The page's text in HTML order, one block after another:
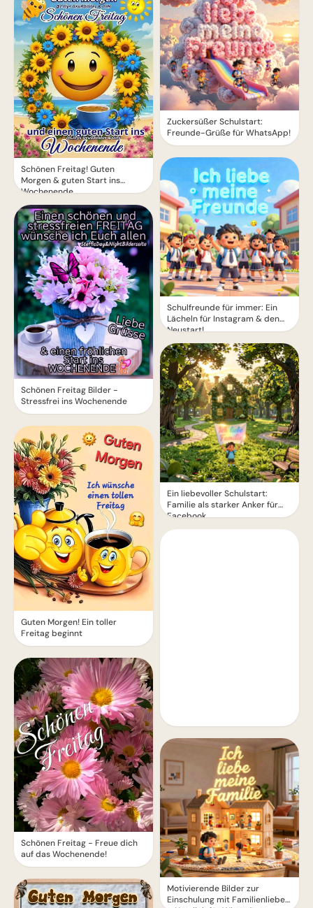
Schönen Freitag! Guten
Morgen & guten Start ins
Wochenende
Schönen Freitag Bilder -
Stressfrei ins Wochenende
Guten Morgen! Ein toller
Freitag beginnt
Schönen Freitag - Freue dich
auf das Wochenende!
Zuckersüßer Schulstart:
Freunde-Grüße für WhatsApp!
Schulfreunde für immer: Ein
Lächeln für Instagram & den
Neustart!
Ein liebevoller Schulstart:
Familie als starker Anker für
Facebook
Motivierende Bilder zur
Einschulung mit Familienliebe